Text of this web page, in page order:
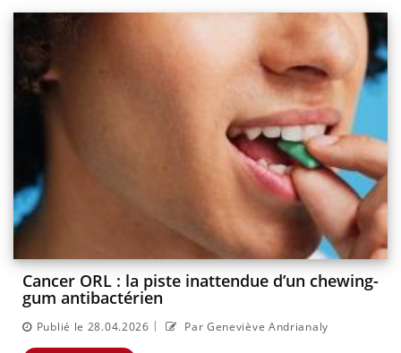
Cancer ORL : la piste inattendue d’un chewing-
gum antibactérien
Publié le 28.04.2026 | Par Geneviève Andrianaly